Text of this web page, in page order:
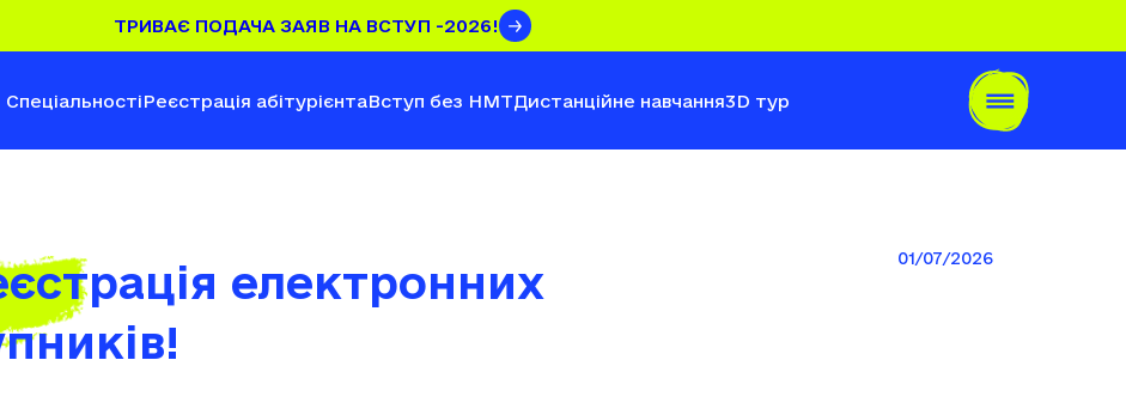
ТРИВАЄ ПОДАЧА ЗАЯВ НА ВСТУП -2026!
СпеціальностіРеєстрація абітурієнтаВступ без НМТДистанційне навчання3D тур
електронних
01/07/2026